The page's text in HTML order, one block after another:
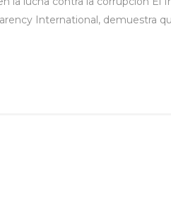
International, demuestra